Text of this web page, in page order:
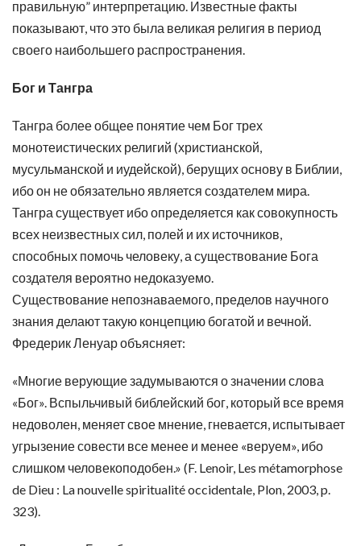
правильную” интерпретацию. Известные факты
показывают, что это была великая религия в период
своего наибольшего распространения.
Бог и Тангра
Тангра более общее понятие чем Бог трех
монотеистических религий (христианской,
мусульманской и иудейской), берущих основу в Библии,
ибо он не обязательно является создателем мира.
Тангра существует ибо определяется как совокупность
всех неизвестных сил, полей и их источников,
способных помочь человеку, а существование Бога
создателя вероятно недоказуемо.
Существование непознаваемого, пределов научного
знания делают такую концепцию богатой и вечной.
Фредерик Ленуар объясняет:
«Многие верующие задумываются о значении слова
«Бог». Вспыльчивый библейский бог, который все время
недоволен, меняет свое мнение, гневается, испытывает
угрызение совести все менее и менее «веруем», ибо
слишком человекоподобен.» (F. Lenoir, Les métamorphose
de Dieu : La nouvelle spiritualité occidentale, Plon, 2003, p.
323).